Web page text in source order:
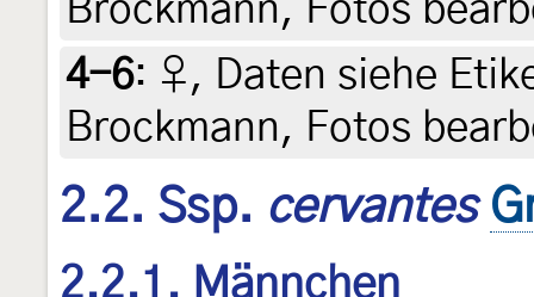
Brockmann, Fotos
4-6: ♀, Daten siehe
Brockmann, Fotos
2.2. Ssp. cervantes
2.2.1. Männchen